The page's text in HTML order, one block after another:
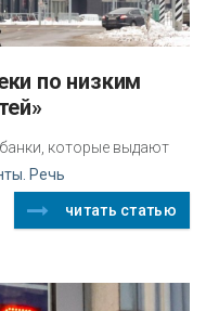
которые выдают
Речь
читать статью